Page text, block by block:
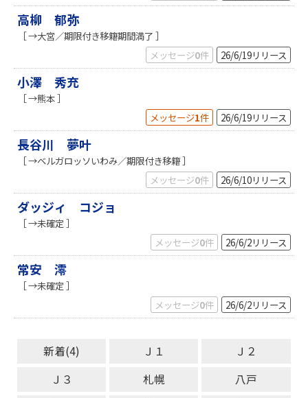
高柳 郁弥
［ →大宮／期限付き移籍期間満了 ］
メッセージ0件 26/6/19リリース
小澤 秀充
［ →熊本 ］
メッセージ1件 26/6/19リリース
長谷川 夢叶
［ →ベルガロッソいわみ／期限付き移籍 ］
メッセージ0件 26/6/10リリース
ダッジィ コジョ
［ →未確定 ］
メッセージ0件 26/6/2リリース
常安 澪
［ →未確定 ］
メッセージ0件 26/6/2リリース
新着(4) Ｊ１
Ｊ２
Ｊ３
札幌
八戸